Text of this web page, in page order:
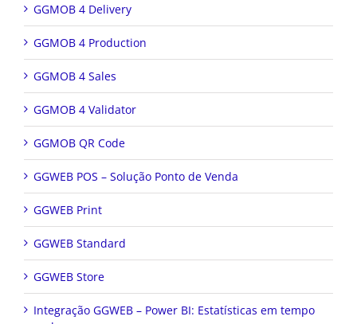
GGMOB 4 Delivery
GGMOB 4 Production
GGMOB 4 Sales
GGMOB 4 Validator
GGMOB QR Code
GGWEB POS – Solução Ponto de Venda
GGWEB Print
GGWEB Standard
GGWEB Store
Integração GGWEB – Power BI: Estatísticas em tempo